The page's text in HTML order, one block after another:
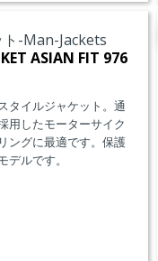
ASIAN FIT 976
タイルジャケット。通
用したモーターサイク
ングに最適です。保護
ルです。